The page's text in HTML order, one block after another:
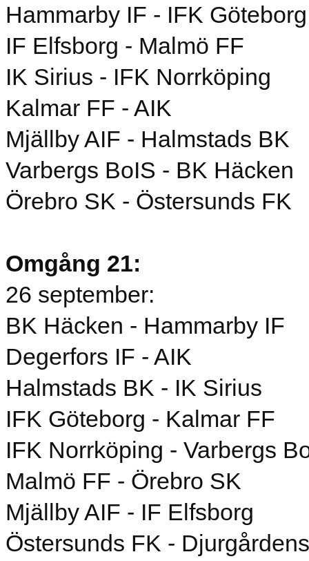
Hammarby IF - IFK Göteborg
IF Elfsborg - Malmö FF
IK Sirius - IFK Norrköping
Kalmar FF - AIK
Mjällby AIF - Halmstads BK
Varbergs BoIS - BK Häcken
Örebro SK - Östersunds FK
Omgång 21:
26 september:
BK Häcken - Hammarby IF
Degerfors IF - AIK
Halmstads BK - IK Sirius
IFK Göteborg - Kalmar FF
IFK Norrköping - Varbergs
Malmö FF - Örebro SK
Mjällby AIF - IF Elfsborg
Östersunds FK -